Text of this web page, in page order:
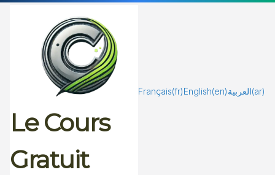
Le Cours
Gratuit
Français(fr) English(en)العربية(ar)